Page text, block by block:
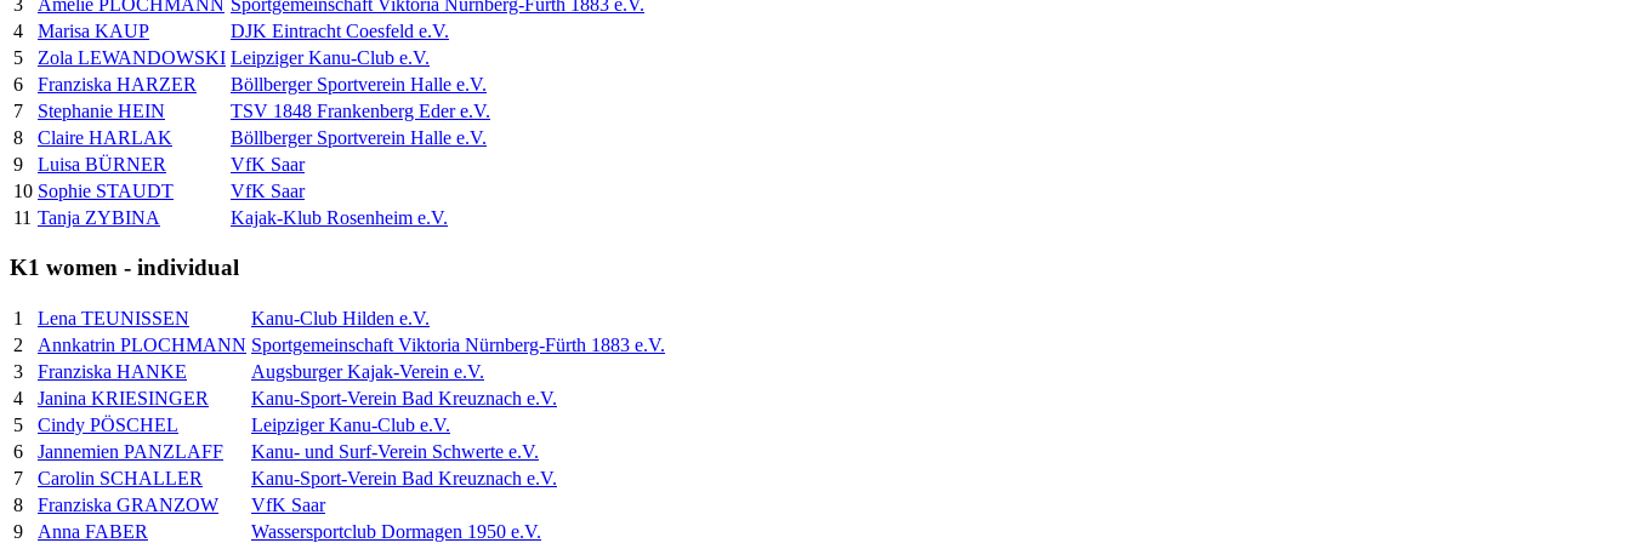
4
Marisa KAUP
DJK Eintracht Coesfeld e.V.
5
Zola LEWANDOWSKI Leipziger Kanu-Club e.V.
6
Franziska HARZER
Böllberger Sportverein Halle e.V.
7
Stephanie HEIN
TSV 1848 Frankenberg Eder e.V.
8
Claire HARLAK
Böllberger Sportverein Halle e.V.
9
Luisa BÜRNER
VfK Saar
10 Sophie STAUDT
VfK Saar
11 Tanja ZYBINA Kajak-Klub Rosenheim e.V.
K1 women - individual
1 Lena TEUNISSEN
Kanu-Club Hilden e.V.
2
Annkatrin PLOCHMANN Sportgemeinschaft Viktoria Nürnberg-Fürth 1883 e.V.
3
Franziska HANKE
Augsburger Kajak-Verein e.V.
4
Janina KRIESINGER
Kanu-Sport-Verein Bad Kreuznach e.V.
5
Cindy PÖSCHEL
Leipziger Kanu-Club e.V.
6
Jannemien PANZLAFF
Kanu- und Surf-Verein Schwerte e.V.
7
Carolin SCHALLER
Kanu-Sport-Verein Bad Kreuznach e.V.
8
Franziska GRANZOW
VfK Saar
9
Anna FABER Wassersportclub Dormagen 1950 e.V.